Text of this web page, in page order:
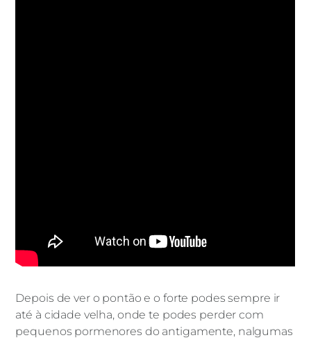
Depois de ver o pontão e o forte podes sempre ir
até à cidade velha, onde te podes perder com
pequenos pormenores do antigamente, nalgumas